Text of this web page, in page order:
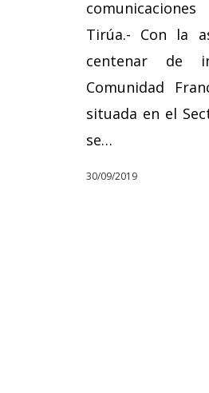
Tirúa.- Con la
centenar de
Comunidad
situada en el
se…
30/09/2019